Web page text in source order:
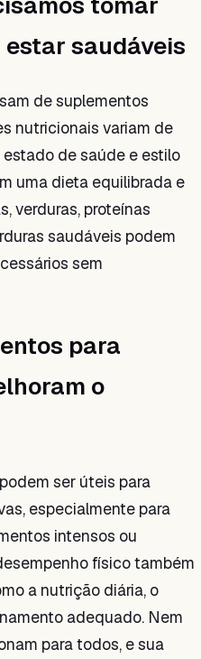
saudáveis
de suplementos
nutricionais variam de
de saúde e estilo
uma dieta equilibrada e
verduras, proteínas
saudáveis podem
sem
para
o
ser úteis para
especialmente para
intensos ou
físico também
a nutrição diária, o
adequado. Nem
para todos, e sua